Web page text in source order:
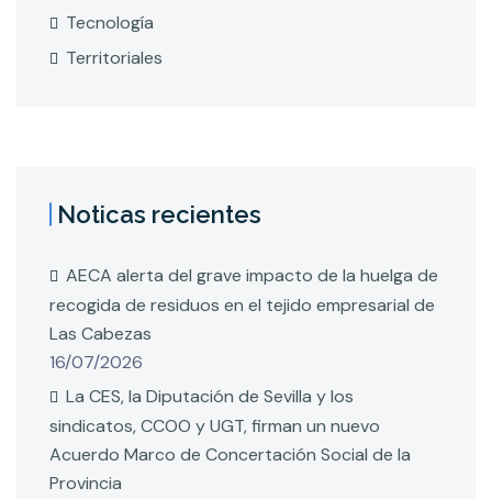
Tecnología
Territoriales
Noticas recientes
AECA alerta del grave impacto de la huelga de
recogida de residuos en el tejido empresarial de
Las Cabezas
16/07/2026
La CES, la Diputación de Sevilla y los
sindicatos, CCOO y UGT, firman un nuevo
Acuerdo Marco de Concertación Social de la
Provincia